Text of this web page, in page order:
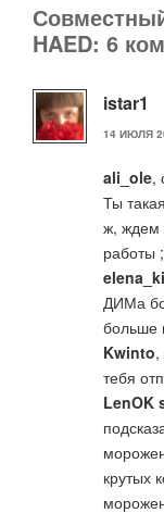
HAED: 6
istar1
14 ИЮЛЯ
ali_ole,
Ты
ж, ждем
работы
ДИМа
больше
Kwinto,
тебя
LenOK
крутых